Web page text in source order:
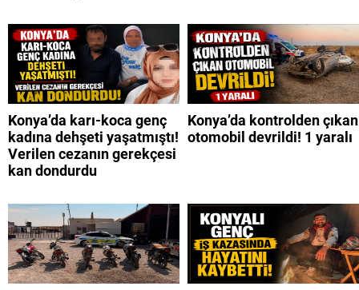
Konya’da karı-koca genç
kadına dehşeti yaşatmıştı!
Verilen cezanın gerekçesi
kan dondurdu
Konya’da kontrolden çıkan
otomobil devrildi! 1 yaralı